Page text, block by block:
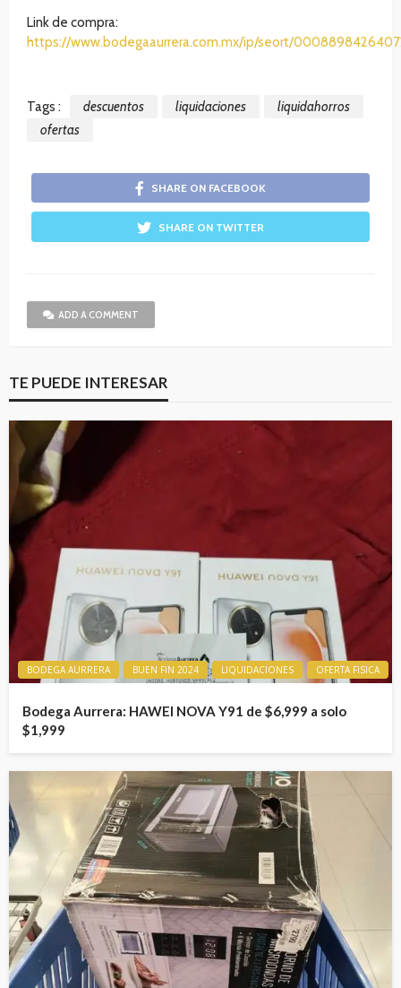
Link de compra:
https://www.bodegaaurrera.com.mx/ip/seort/
Tags : descuentos liquidaciones
liquidahorros
ofertas
SHARE ON FACEBOOK
SHARE ON TWITTER
ADD A COMMENT
TE PUEDE INTERESAR
BODEGA AURRERA BUEN FIN 2024 LIQUIDACIONES OFERTA FISICA
Bodega Aurrera: HAWEI NOVA Y91 de $6,999 a solo
$1,999